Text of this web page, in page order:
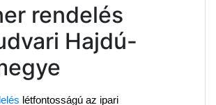
rendelés
Hajdú-
létfontosságú az ipari